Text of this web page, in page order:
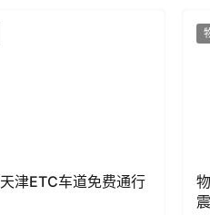
津ETC车道免费通行